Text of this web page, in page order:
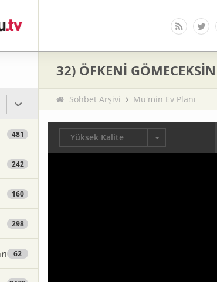
481
242
160
298
62
32) ÖFKENİ GÖMECEKSİN
Sohbet Arşivi Mü'min Ev Planı
Yüksek Kalite